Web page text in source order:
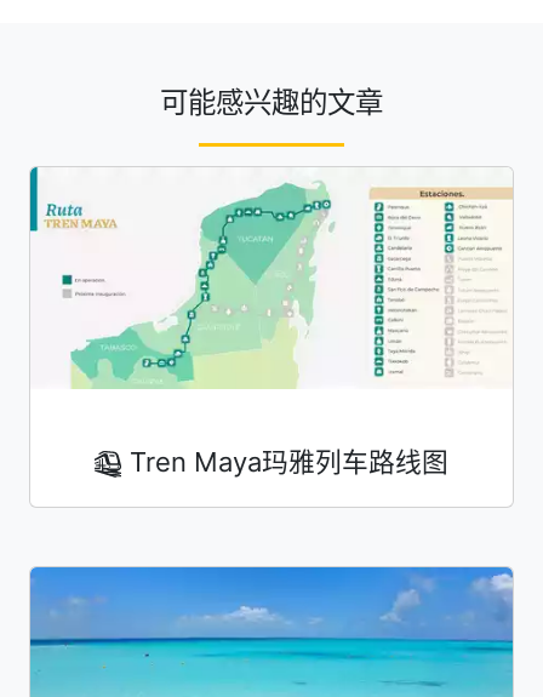
可能感兴趣的文章
Tren Maya玛雅列车路线图